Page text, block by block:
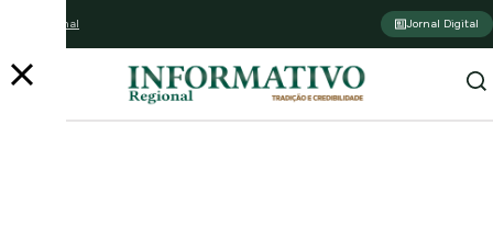
Assine o jornal Jornal Digital